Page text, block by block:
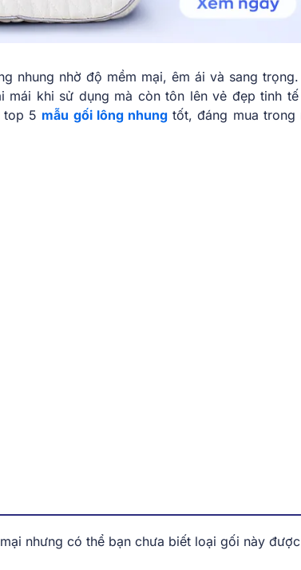
nhung nhờ độ mềm mại, êm ái và sang trọng.
mái khi sử dụng mà còn tôn lên vẻ đẹp tinh
top 5 mẫu gối lông nhung tốt, đáng mua trong
nhưng có thể bạn chưa biết loại gối này